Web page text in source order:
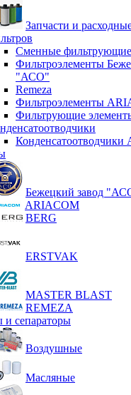
Запчасти и
Сменные
Фильтроэлементы
"АСО"
Remeza
Фильтроэлементы
Фильтрующие
Бежецкий завод
ARIACOM
BERG
ERSTVAK
MASTER BLAST
REMEZA
и сепараторы
Воздушные
Масляные